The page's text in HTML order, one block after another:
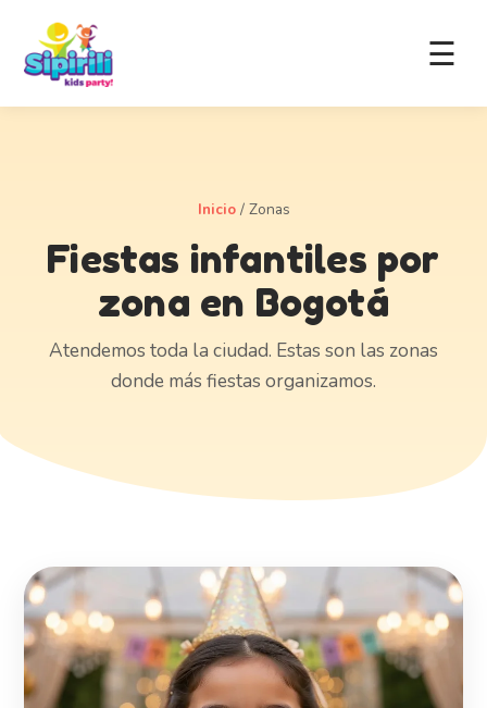
☰
Inicio/ Zonas
Fiestas infantiles por
zona en Bogotá
Atendemos toda la ciudad. Estas son las zonas
donde más fiestas organizamos.